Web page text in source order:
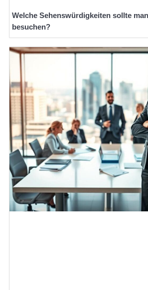
Welche Sehenswürdigkeiten sollte
besuchen?